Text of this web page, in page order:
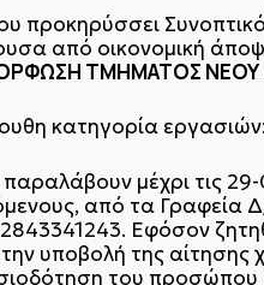
προκηρύσσει
από οικονομική
ΤΜΗΜΑΤΟΣ ΝΕΟΥ
κατηγορία
μέχρι τις
από τα
Εφόσον
υποβολή της
του